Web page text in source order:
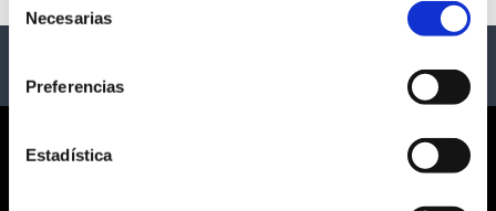
de Necesarias
Preferencias
Estadística
CORPORATE